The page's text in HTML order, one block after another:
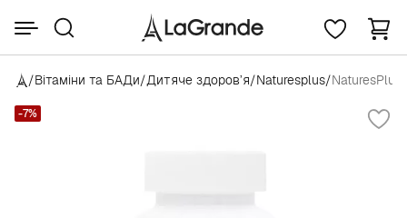
/Вітаміни та БАДи/Дитяче здоров’я/Naturesplus/NaturesPlus
-7%